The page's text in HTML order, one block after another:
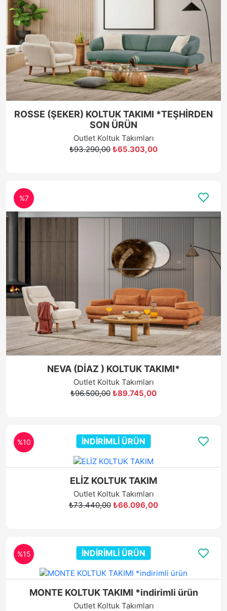
ROSSE (ŞEKER) KOLTUK TAKIMI *TEŞHİRDEN
SON ÜRÜN
Outlet Koltuk Takımları
₺93.290,00 ₺65.303,00
%7
NEVA (DİAZ ) KOLTUK TAKIMI*
Outlet Koltuk Takımları
₺96.500,00 ₺89.745,00
%10 İNDİRİMLİ ÜRÜN
ELİZ KOLTUK TAKIM
Outlet Koltuk Takımları
₺73.440,00 ₺66.096,00
%15 İNDİRİMLİ ÜRÜN
MONTE KOLTUK TAKIMI *indirimli ürün
Outlet Koltuk Takımları